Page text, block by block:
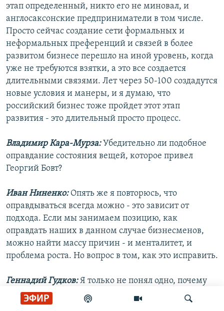
ЭФИР
этап определенный, никто его не миновал, и
англосаксонские предприниматели в том числе.
Просто сейчас создание сети формальных и
неформальных преференций и связей в более
развитом бизнесе перешло на иной уровень, когда
уже не требуются взятки, а это все создается
длительными связями. Лет через 50-100 создадутся
новые условия и манеры, и я думаю, что
российский бизнес тоже пройдет этот этап
развития - это длительный просто процесс.
Владимир Кара-Мурза:Убедительно ли подобное
оправдание состояния вещей, которое привел
Георгий Бовт?
Иван Ниненко:Опять же я повторюсь, что
оправдываться всегда можно - это зависит от
подхода. Если мы занимаем позицию, как
оправдать наших в данном случае бизнесменов,
можно найти массу причин - и менталитет, и
проблема роста. Но вопрос в том, как это исправить.
Геннадий Гудков:Я только не понял одно, почему
про наш бизнес говорят о проблеме роста.
Проблема скукоживания бизнеса существует,